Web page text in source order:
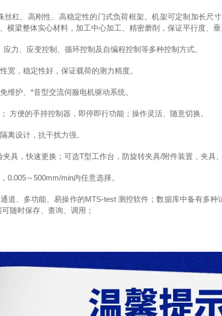
丝杠、高刚性、高稳定性的门式负荷框架。机架可定制加长尺
横梁整体实心材料，加工中心加工、精密磨削，保证平行度、垂
应力、应变控制、循环控制及自编程控制等多种控制方式。
宽，稳定性好，保证载荷的测力精度。
维护、*音型交流伺服电机驱动系统。
方便的手持控制器，即停即行功能；操作灵活、随意切换。
离设计，抗干扰力强。
具，快速更换；可选T型工作台，防旋转夹具/附件装置，夹具
0.005～500mm/min内任意选择。
道、多功能、易操作的MTS-test 测控软件；数据库中备有多种
随时保存、查询、调用；